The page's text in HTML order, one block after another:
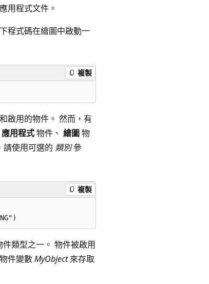
用程式文件。
程式碼在繪圖中啟動一
複製
啟用的物件。 然而，有
應用程式物件、 繪圖物
請使用可選的 類別參
複製
件類型之一。 物件被啟用
件變數MyObject來存取